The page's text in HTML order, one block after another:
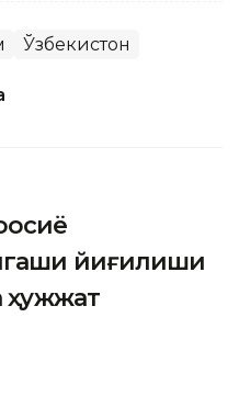
Ўзбекистон
йиғилиши
ҳужжат